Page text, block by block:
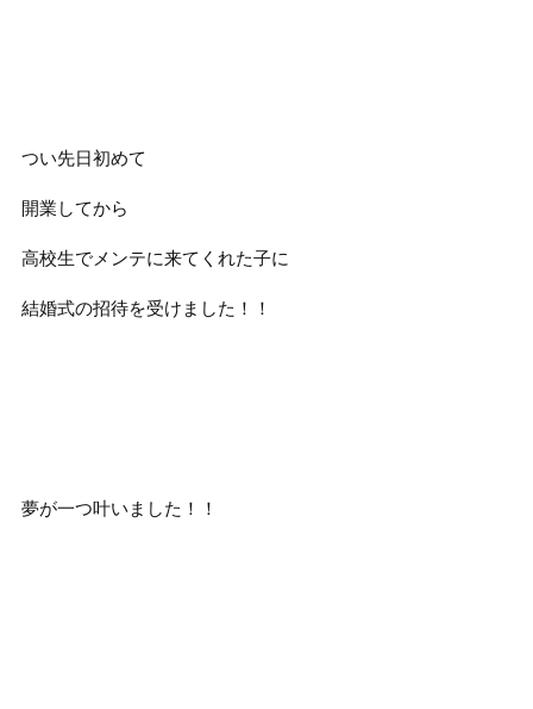
つい先日初めて
開業してから
高校生でメンテに来てくれた子に
結婚式の招待を受けました！！
夢が一つ叶いました！！